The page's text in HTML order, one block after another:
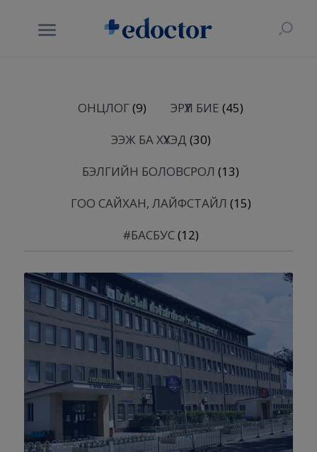
ОНЦЛОГ(9) ЭРҮҮЛ БИЕ (45)
ЭЭЖ БА ХҮҮХЭД (30)
БЭЛГИЙН БОЛОВСРОЛ (13)
ГОО САЙХАН, ЛАЙФСТАЙЛ (15)
#БАСБУС(12)